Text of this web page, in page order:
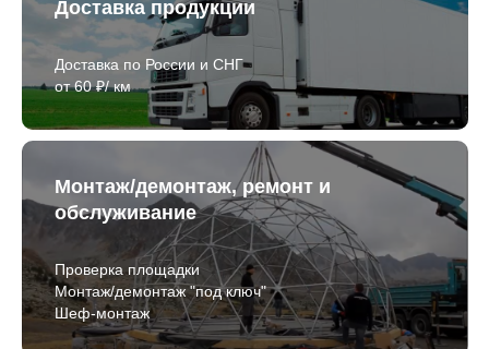
Доставка продукции
Доставка по России и СНГ
от 60 ₽/ км
Монтаж/демонтаж, ремонт и
обслуживание
Проверка площадки
Монтаж/демонтаж "под ключ"
Шеф-монтаж